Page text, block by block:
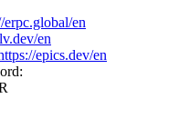
erpc.global/en
en
epics.dev/en